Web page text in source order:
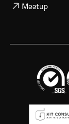
Meetup